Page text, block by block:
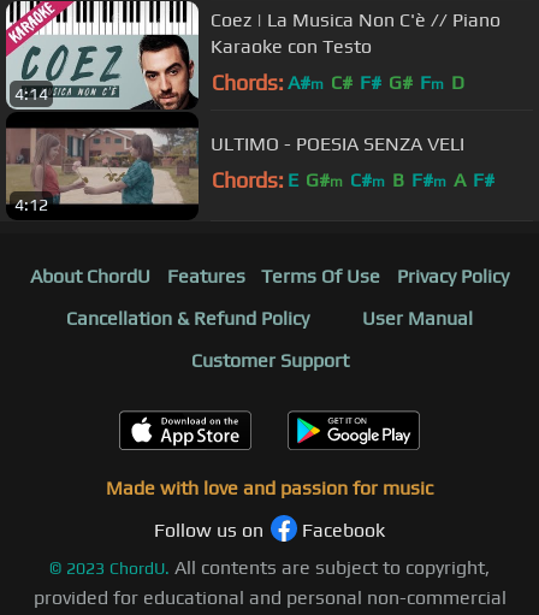
4:14
Coez | La Musica Non C'è // Piano
Karaoke con Testo
Chords: A#m C# F# G# Fm D
4:12
ULTIMO - POESIA SENZA VELI
Chords: E G#m C#m B F#m A F#
About ChordU Features Terms Of Use
Privacy Policy
Cancellation & Refund Policy
User Manual
Customer Support
Made with love and passion for music
Follow us on
Facebook
© 2023 ChordU. All contents are subject to copyright,
provided for educational and personal non-commercial